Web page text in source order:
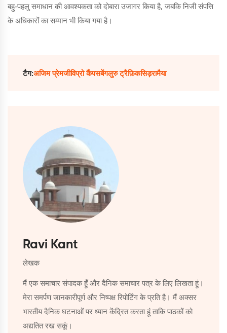
बहु‑पहलु समाधान की आवश्यकता को दोबारा उजागर किया है, जबकि निजी संपत्ति
के अधिकारों का सम्मान भी किया गया है।
टैग:अजिम प्रेमजीविप्रो कैंपसबेंगलुरु ट्रैफ़िकसिड़रामैया
Ravi Kant
लेखक
मैं एक समाचार संपादक हूँ और दैनिक समाचार पत्र के लिए लिखता हूं।
मेरा समर्पण जानकारीपूर्ण और निष्पक्ष रिपोर्टिंग के प्रति है। मैं अक्सर
भारतीय दैनिक घटनाओं पर ध्यान केंद्रित करता हूं ताकि पाठकों को
अद्यतित रख सकूं।